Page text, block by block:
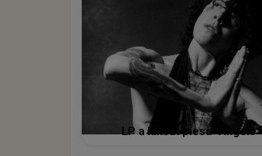
LP a lansat piesa ”Angels”